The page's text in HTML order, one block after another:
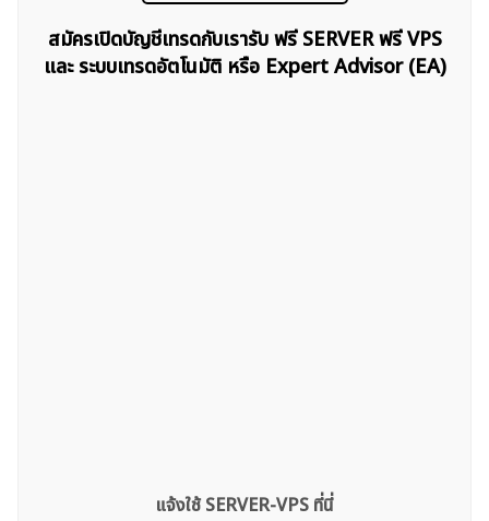
ค้นหา
สมัครเปิดบัญชีเทรดกับเรารับ ฟรี SERVER ฟรี VPS
และ ระบบเทรดอัตโนมัติ หรือ Expert Advisor (EA)
แจ้งใช้ SERVER-VPS ที่นี่